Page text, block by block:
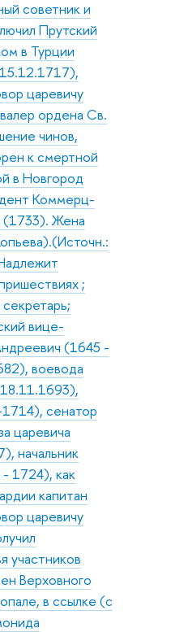
советник и
Прутский
в Турции
царевичу
ордена Св.
чинов,
к смертной
в Новгород
Коммерц-
(1733). Жена
;
вице-
(1645 -
воевода
сенатор
царевича
начальник
1724), как
капитан
царевичу
участников
Верховного
в ссылке (с